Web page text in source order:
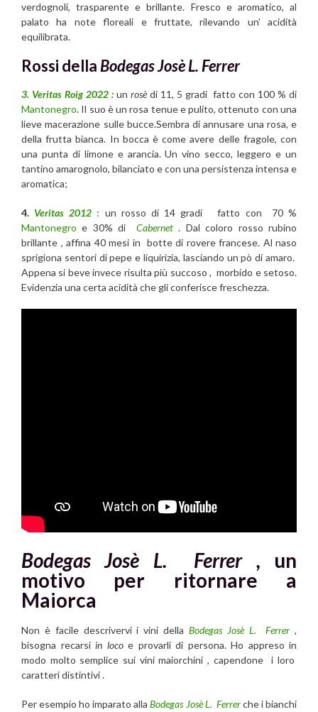
verdognoli, trasparente e brillante. Fresco e aromatico, al
palato ha note floreali e fruttate, rilevando un’ acidità
equilibrata.
Rossi dellaBodegas Josè L. Ferrer
3. Veritas Roig 2022 : un rosè di 11, 5 gradi fatto con 100 % di
Mantonegro. Il suo è un rosa tenue e pulito, ottenuto con una
lieve macerazione sulle bucce.Sembra di annusare una rosa, e
della frutta bianca. In bocca è come avere delle fragole, con
una punta di limone e arancia. Un vino secco, leggero e un
tantino amarognolo, bilanciato e con una persistenza intensa e
aromatica;
4. Veritas 2012 : un rosso di 14 gradi fatto con 70 %
Mantonegro e 30% di Cabernet . Dal coloro rosso rubino
brillante , affina 40 mesi in botte di rovere francese. Al naso
sprigiona sentori di pepe e liquirizia, lasciando un pò di amaro.
Appena si beve invece risulta più succoso , morbido e setoso.
Evidenzia una certa acidità che gli conferisce freschezza.
Bodegas Josè L. Ferrer , un
motivo per ritornare a
Maiorca
Non è facile descrivervi i vini della Bodegas Josè L. Ferrer ,
bisogna recarsi in locoe provarli di persona. Ho appreso in
modo molto semplice sui vini maiorchini , capendone i loro
caratteri distintivi .
Per esempio ho imparato allaBodegas Josè L. Ferrerche i bianchi